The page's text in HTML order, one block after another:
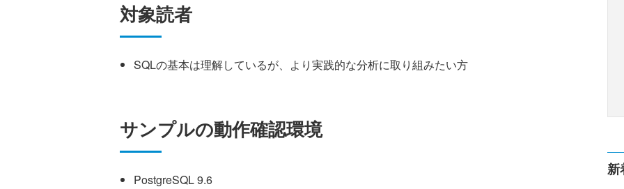
対象読者
SQLの基本は理解しているが、より実践的な分析に取り組みたい方
サンプルの動作確認環境
PostgreSQL 9.6
新